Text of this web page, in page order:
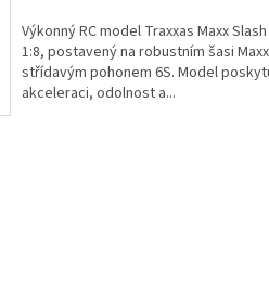
Výkonný RC model Traxxas Maxx
1:8, postavený na robustním šasi
střídavým pohonem 6S. Model
akceleraci, odolnost a...